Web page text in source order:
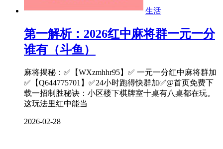
生活
第一解析：2026红中麻将群一元一分
谁有（斗鱼）
麻将揭秘：✅【WXzmhhr95】✅ 一元一分红中麻将群加
✅【Q644775701】✅24小时跑得快群加✅@首页免费下
载一招制胜秘诀：小区楼下棋牌室十桌有八桌都在玩。
这玩法里红中能当
2026-02-28